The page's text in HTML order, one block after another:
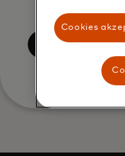
to the
Einreichen
Cookies